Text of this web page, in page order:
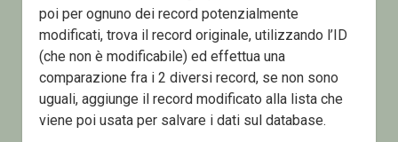
poi per ognuno dei record potenzialmente
modificati, trova il record originale, utilizzando l’ID
(che non è modificabile) ed effettua una
comparazione fra i 2 diversi record, se non sono
uguali, aggiunge il record modificato alla lista che
viene poi usata per salvare i dati sul database.